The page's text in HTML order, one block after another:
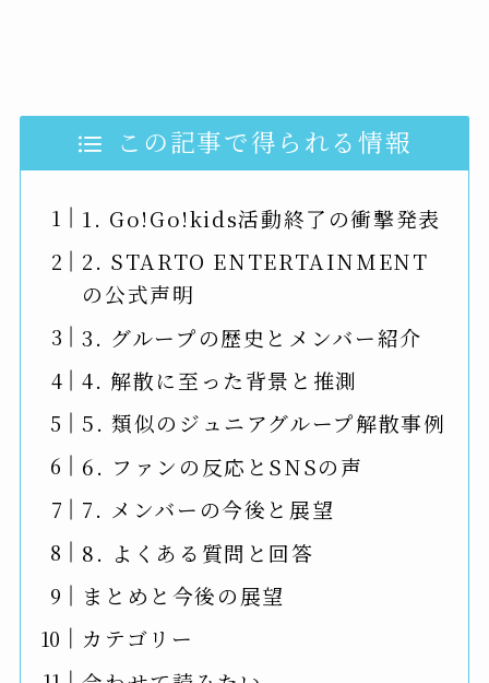
この記事で得られる情報
1. Go!Go!kids活動終了の衝撃発表
2. STARTO ENTERTAINMENT
の公式声明
3. グループの歴史とメンバー紹介
4. 解散に至った背景と推測
5. 類似のジュニアグループ解散事例
6. ファンの反応とSNSの声
7. メンバーの今後と展望
8. よくある質問と回答
まとめと今後の展望
カテゴリー